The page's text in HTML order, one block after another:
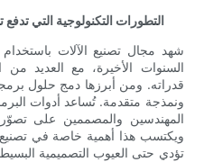
التطورات التكنولوجية التي
شهد مجال تصنيع الآلات
السنوات الأخيرة، مع العديد من
قدراته. ومن أبرزها دمج حلول
ونمذجة متقدمة. تُساعد أدوات
المهندسين والمصممين على تصوّر
ويكتسب هذا أهمية خاصة في
تؤدي حتى العيوب التصميمية